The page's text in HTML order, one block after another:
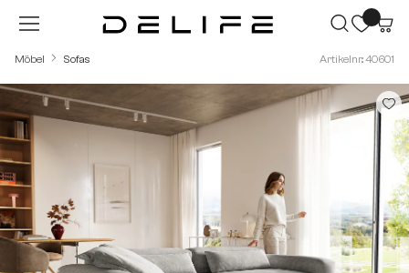
Zum Hauptinhalt springen
Möbel Sofas Artikelnr.: 40601
Bildergalerie überspringen